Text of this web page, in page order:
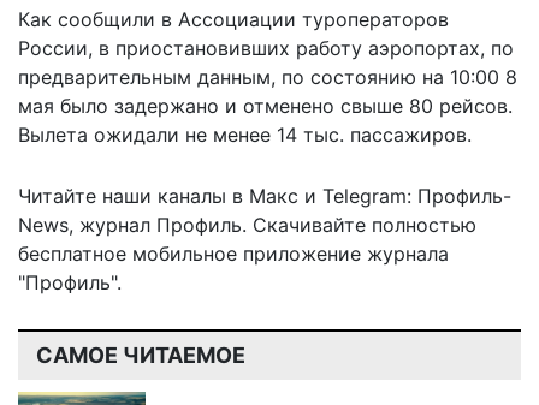
Как сообщили в Ассоциации туроператоров
России, в приостановивших работу аэропортах, по
предварительным данным, по состоянию на 10:00 8
мая было задержано и отменено свыше 80 рейсов.
Вылета ожидали не менее 14 тыс. пассажиров.
Читайте наши каналы в Макс и Telegram: Профиль-
News, журнал Профиль. Скачивайте полностью
бесплатное мобильное приложение журнала
"Профиль".
САМОЕ ЧИТАЕМОЕ